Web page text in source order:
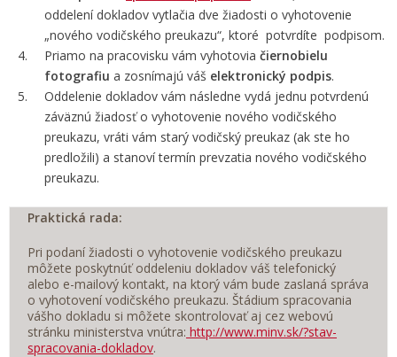
oddelení dokladov vytlačia dve žiadosti o vyhotovenie
„nového vodičského preukazu“, ktoré potvrdíte podpisom.
Priamo na pracovisku vám vyhotovia čiernobielu
fotografiu a zosnímajú váš elektronický podpis.
Oddelenie dokladov vám následne vydá jednu potvrdenú
záväznú žiadosť o vyhotovenie nového vodičského
preukazu, vráti vám starý vodičský preukaz (ak ste ho
predložili) a stanoví termín prevzatia nového vodičského
preukazu.
Praktická rada:
Pri podaní žiadosti o vyhotovenie vodičského preukazu
môžete poskytnúť oddeleniu dokladov váš telefonický
alebo e-mailový kontakt, na ktorý vám bude zaslaná správa
o vyhotovení vodičského preukazu. Štádium spracovania
vášho dokladu si môžete skontrolovať aj cez webovú
stránku ministerstva vnútra: http://www.minv.sk/?stav-
spracovania-dokladov.